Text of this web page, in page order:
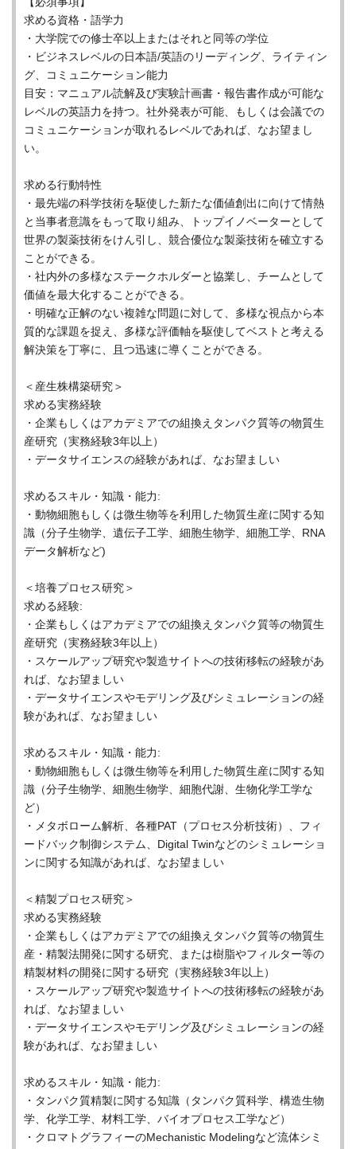
求める資格・語学力
・大学院での修士卒以上またはそれと同等の学位
・ビジネスレベルの日本語/英語のリーディング、ライティン
グ、コミュニケーション能力
目安：マニュアル読解及び実験計画書・報告書作成が可能な
レベルの英語力を持つ。社外発表が可能、もしくは会議での
コミュニケーションが取れるレベルであれば、なお望まし
い。
求める行動特性
・最先端の科学技術を駆使した新たな価値創出に向けて情熱
と当事者意識をもって取り組み、トップイノベーターとして
世界の製薬技術をけん引し、競合優位な製薬技術を確立する
ことができる。
・社内外の多様なステークホルダーと協業し、チームとして
価値を最大化することができる。
・明確な正解のない複雑な問題に対して、多様な視点から本
質的な課題を捉え、多様な評価軸を駆使してベストと考える
解決策を丁寧に、且つ迅速に導くことができる。
＜産生株構築研究＞
求める実務経験
・企業もしくはアカデミアでの組換えタンパク質等の物質生
産研究（実務経験3年以上）
・データサイエンスの経験があれば、なお望ましい
求めるスキル・知識・能力:
・動物細胞もしくは微生物等を利用した物質生産に関する知
識（分子生物学、遺伝子工学、細胞生物学、細胞工学、RNA
データ解析など)
＜培養プロセス研究＞
求める経験:
・企業もしくはアカデミアでの組換えタンパク質等の物質生
産研究（実務経験3年以上）
・スケールアップ研究や製造サイトへの技術移転の経験があ
れば、なお望ましい
・データサイエンスやモデリング及びシミュレーションの経
験があれば、なお望ましい
求めるスキル・知識・能力:
・動物細胞もしくは微生物等を利用した物質生産に関する知
識（分子生物学、細胞生物学、細胞代謝、生物化学工学な
ど）
・メタボローム解析、各種PAT（プロセス分析技術）、フィ
ードバック制御システム、Digital Twinなどのシミュレーショ
ンに関する知識があれば、なお望ましい
＜精製プロセス研究＞
求める実務経験
・企業もしくはアカデミアでの組換えタンパク質等の物質生
産・精製法開発に関する研究、または樹脂やフィルター等の
精製材料の開発に関する研究（実務経験3年以上）
・スケールアップ研究や製造サイトへの技術移転の経験があ
れば、なお望ましい
・データサイエンスやモデリング及びシミュレーションの経
験があれば、なお望ましい
求めるスキル・知識・能力:
・タンパク質精製に関する知識（タンパク質科学、構造生物
学、化学工学、材料工学、バイオプロセス工学など）
・クロマトグラフィーのMechanistic Modelingなど流体シミ